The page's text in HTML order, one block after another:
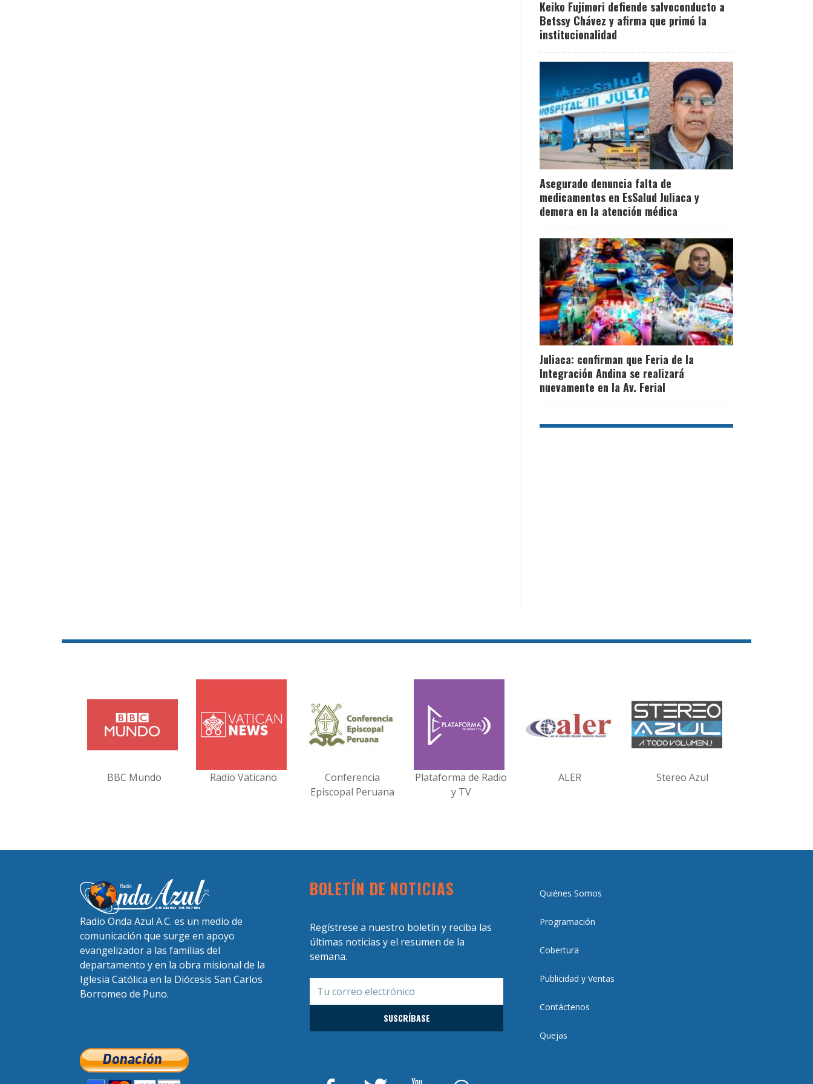
Keiko Fujimori defiende salvoconducto a
Betssy Chávez y afirma que primó la
institucionalidad
Asegurado denuncia falta de
medicamentos en EsSalud Juliaca y
demora en la atención médica
Juliaca: confirman que Feria de la
Integración Andina se realizará
nuevamente en la Av. Ferial
BBC Mundo Radio Vaticano
Conferencia
Episcopal Peruana
Plataforma de Radio
y TV
ALER Stereo Azul
Radio Onda Azul A.C. es un medio de
comunicación que surge en apoyo
evangelizador a las familias del
departamento y en la obra misional de la
Iglesia Católica en la Diócesis San Carlos
Borromeo de Puno.
BOLETÍN DE NOTICIAS
Regístrese a nuestro boletín y reciba las
últimas noticias y el resumen de la
semana.
Quiénes Somos
Programación
Cobertura
Publicidad y Ventas
Contáctenos
Quejas